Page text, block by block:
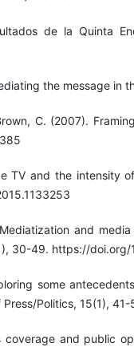
de la Quinta
the message
C. (2007).
TV and the intensity
and
30-49. https://doi.org/
some
Politics, 15(1),
and public